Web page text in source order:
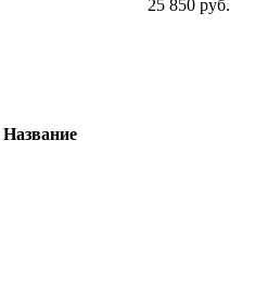
25 850 руб.
Название